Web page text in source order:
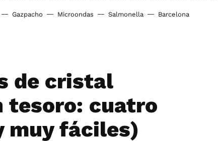
Gazpacho Microondas Salmonella Barcelona
de cristal
tesoro: cuatro
muy fáciles)